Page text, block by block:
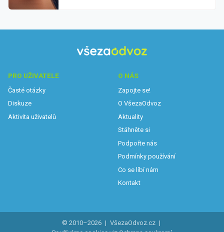
PRO UŽIVATELE
Časté otázky
Diskuze
Aktivita uživatelů
O NÁS
Zapojte se!
O VšezaOdvoz
Aktuality
Stáhněte si
Podpořte nás
Podmínky používání
Co se líbí nám
Kontakt
© 2010–2026 | VšezaOdvoz.cz |